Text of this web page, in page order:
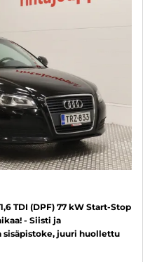
TDI (DPF) 77 kW Start-Stop
- Siisti ja
juuri huollettu